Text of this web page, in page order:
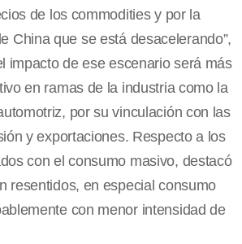
de los commodities y por la
China que se está desacelerando”,
impacto de ese escenario será más
en ramas de la industria como la
por su vinculación con las
y exportaciones. Respecto a los
con el consumo masivo, destacó
resentidos, en especial consumo
con menor intensidad de